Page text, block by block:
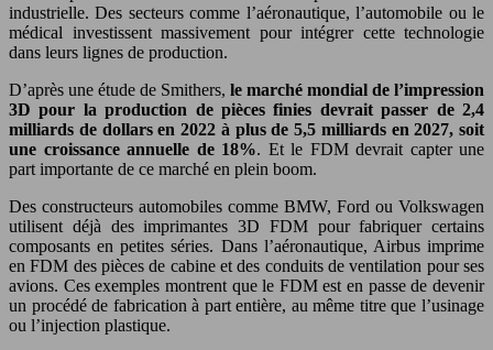
industrielle. Des secteurs comme l’aéronautique, l’automobile ou le
médical investissent massivement pour intégrer cette technologie
dans leurs lignes de production.
D’après une étude de Smithers, le marché mondial de l’impression
3D pour la production de pièces finies devrait passer de 2,4
milliards de dollars en 2022 à plus de 5,5 milliards en 2027, soit
une croissance annuelle de 18%. Et le FDM devrait capter une
part importante de ce marché en plein boom.
Des constructeurs automobiles comme BMW, Ford ou Volkswagen
utilisent déjà des imprimantes 3D FDM pour fabriquer certains
composants en petites séries. Dans l’aéronautique, Airbus imprime
en FDM des pièces de cabine et des conduits de ventilation pour ses
avions. Ces exemples montrent que le FDM est en passe de devenir
un procédé de fabrication à part entière, au même titre que l’usinage
ou l’injection plastique.